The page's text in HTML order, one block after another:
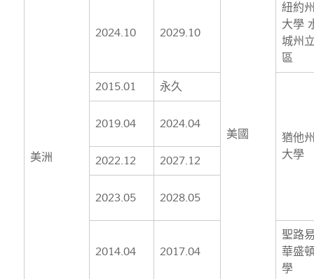
美洲
美國
2024.10 2029.10
紐約
大學
城州
區
2015.01 永久
猶他
大學
2019.04 2024.04
2022.12 2027.12
2023.05 2028.05
2014.04 2017.04
聖路
華盛
學